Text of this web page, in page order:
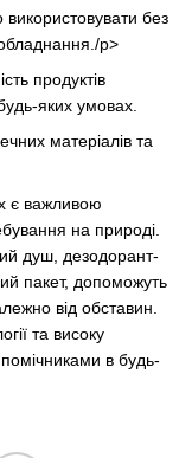
без
p>
продуктів
яких умовах.
матеріалів та
є важливою
на природі.
душ, дезодорант-
пакет, допоможуть
від обставин.
та високу
в будь-